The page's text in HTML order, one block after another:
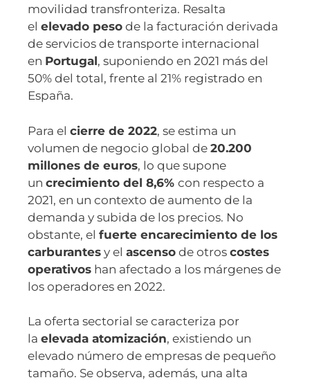
movilidad transfronteriza. Resalta
el elevado peso de la facturación derivada
de servicios de transporte internacional
en Portugal, suponiendo en 2021 más del
50% del total, frente al 21% registrado en
España.
Para el cierre de 2022, se estima un
volumen de negocio global de 20.200
millones de euros, lo que supone
un crecimiento del 8,6% con respecto a
2021, en un contexto de aumento de la
demanda y subida de los precios. No
obstante, el fuerte encarecimiento de los
carburantes y el ascenso de otros costes
operativos han afectado a los márgenes de
los operadores en 2022.
La oferta sectorial se caracteriza por
la elevada atomización, existiendo un
elevado número de empresas de pequeño
tamaño. Se observa, además, una alta